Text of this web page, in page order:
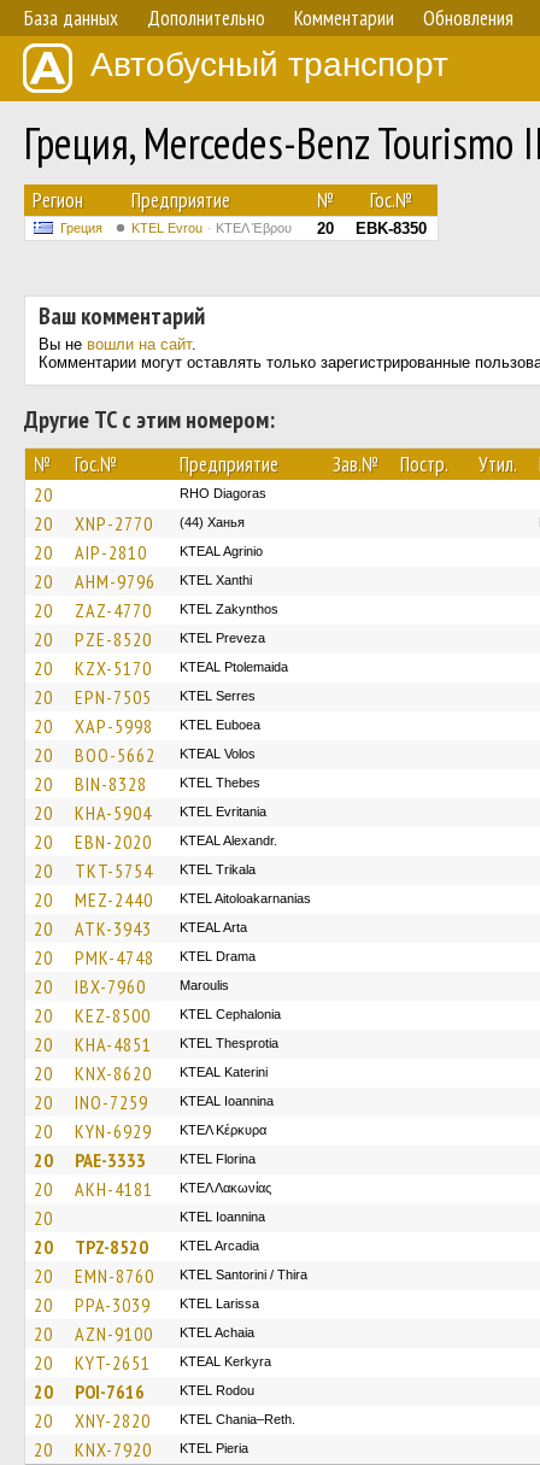
База данных Дополнительно Комментарии Обновления
Автобусный транспорт
Греция, Mercedes-Benz
Регион Предприятие № Гос.№
Греция KTEL Evrou ΚΤΕΛ Έβρου 20 EBK-8350
Ваш комментарий
Вы не вошли на сайт.
Комментарии могут оставлять только зарегистрированные
Другие ТС с этим номером:
№ Гос.№ Предприятие Зав.№ Постр. Утил.
20 RHO Diagoras
20 XNP-2770 (44) Ханья
20 AIP-2810 KTEAL Agrinio
20 AHM-9796 KTEL Xanthi
20 ZAZ-4770 KTEL Zakynthos
20 PZE-8520 KTEL Preveza
20 KZX-5170 KTEAL Ptolemaida
20 EPN-7505 KTEL Serres
20 XAP-5998 ΚΤΕL Euboea
20 BOO-5662 KTEAL Volos
20 BIN-8328 KTEL Thebes
20 KHA-5904 ΚΤΕL Evritania
20 EBN-2020 KTEAL Alexandr.
20 TKT-5754 ΚΤΕL Τrikala
20 MEZ-2440 KTEL Aitoloakarnanias
20 ATK-3943 KTEAL Arta
20 PMK-4748 KTEL Drama
20 IBX-7960 Maroulis
20 KEZ-8500 KTEL Cephalonia
20 KHA-4851 KTEL Thesprotia
20 KNX-8620 KTEAL Katerini
20 INO-7259 KTEAL Ioannina
20 KYN-6929 ΚΤΕΛ Κέρκυρα
20 PAE-3333 KTEL Florina
20 AKH-4181 ΚΤΕΛ Λακωνίας
20 KTEL Ioannina
20 TPZ-8520 KTEL Arcadia
20 EMN-8760 KTEL Santorini / Thira
20 PPA-3039 KTEL Larissa
20 AZN-9100 KTEL Achaia
20 KYT-2651 KTEAL Kerkyra
20 POI-7616 ΚΤΕL Rodou
20 XNY-2820 KTEL Chania–Reth.
20 KNX-7920 KTEL Pieria